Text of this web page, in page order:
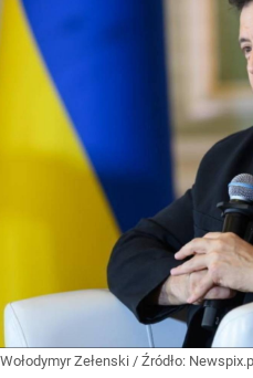
Wołodymyr Zełenski / Źródło: Newspix.pl